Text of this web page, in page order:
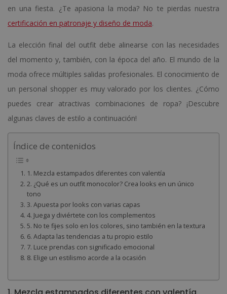
en una fiesta. ¿Te apasiona la moda? No te pierdas nuestra
certificación en patronaje y diseño de moda.
La elección final del outfit debe alinearse con las necesidades
del momento y, también, con la época del año. El mundo de la
moda ofrece múltiples salidas profesionales. El conocimiento de
un personal shopper es muy valorado por los clientes. ¿Cómo
puedes crear atractivas combinaciones de ropa? ¡Descubre
algunas claves de estilo a continuación!
Índice de contenidos
1. Mezcla estampados diferentes con valentía
2. ¿Qué es un outfit monocolor? Crea looks en un único
tono
3. Apuesta por looks con varias capas
4. Juega y diviértete con los complementos
5. No te fijes solo en los colores, sino también en la textura
6. Adapta las tendencias a tu propio estilo
7. Luce prendas con significado emocional
8. Elige un estilismo acorde a la ocasión